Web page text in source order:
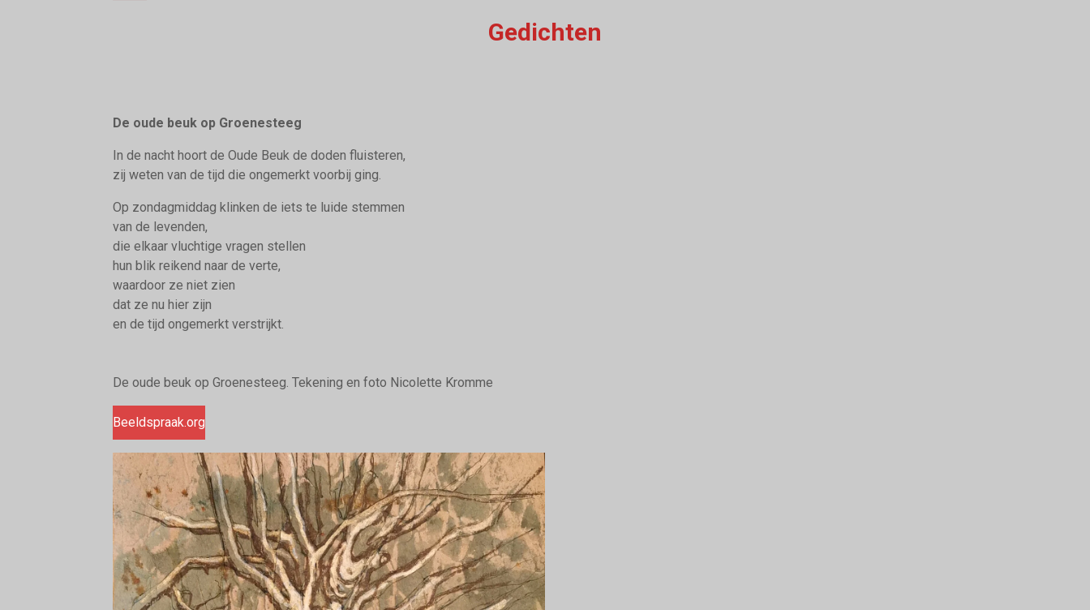
Gedichten
De oude beuk op Groenesteeg
In de nacht hoort de Oude Beuk de doden fluisteren,
zij weten van de tijd die ongemerkt voorbij ging.
Op zondagmiddag klinken de iets te luide stemmen
van de levenden,
die elkaar vluchtige vragen stellen
hun blik reikend naar de verte,
waardoor ze niet zien
dat ze nu hier zijn
en de tijd ongemerkt verstrijkt.
De oude beuk op Groenesteeg. Tekening en foto Nicolette Kromme
Beeldspraak.org